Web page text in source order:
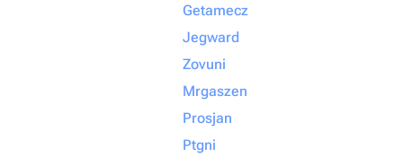
Getamecz
Jegward
Zovuni
Mrgaszen
Prosjan
Ptgni